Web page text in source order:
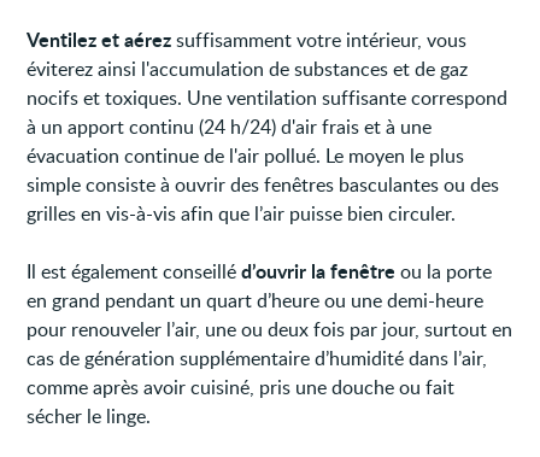
Ventilez et aérezsuffisamment votre intérieur, vous
éviterez ainsi l'accumulation de substances et de gaz
nocifs et toxiques. Une ventilation suffisante correspond
à un apport continu (24 h/24) d'air frais et à une
évacuation continue de l'air pollué. Le moyen le plus
simple consiste à ouvrir des fenêtres basculantes ou des
grilles en vis-à-vis afin que l’air puisse bien circuler.
Il est également conseilléd’ouvrir la fenêtre ou la porte
en grand pendant un quart d’heure ou une demi-heure
pour renouveler l’air, une ou deux fois par jour, surtout en
cas de génération supplémentaire d’humidité dans l’air,
comme après avoir cuisiné, pris une douche ou fait
sécher le linge.